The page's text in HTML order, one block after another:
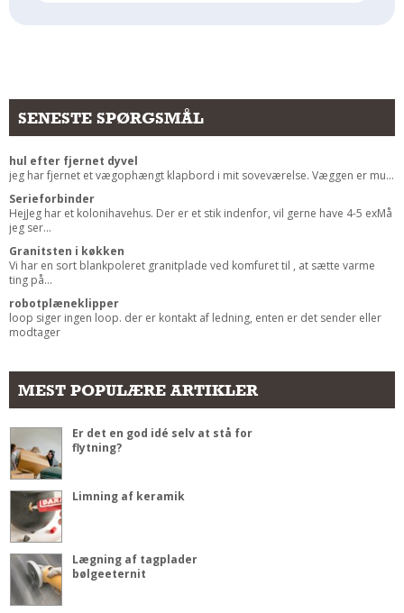
SENESTE SPØRGSMÅL
hul efter fjernet dyvel
jeg har fjernet et vægophængt klapbord i mit soveværelse. Væggen er mu...
Serieforbinder
HejJeg har et kolonihavehus. Der er et stik indenfor, vil gerne have 4-5 exMå
jeg ser...
Granitsten i køkken
Vi har en sort blankpoleret granitplade ved komfuret til , at sætte varme
ting på...
robotplæneklipper
loop siger ingen loop. der er kontakt af ledning, enten er det sender eller
modtager
MEST POPULÆRE ARTIKLER
Er det en god idé selv at stå for
flytning?
Limning af keramik
Lægning af tagplader
bølgeeternit